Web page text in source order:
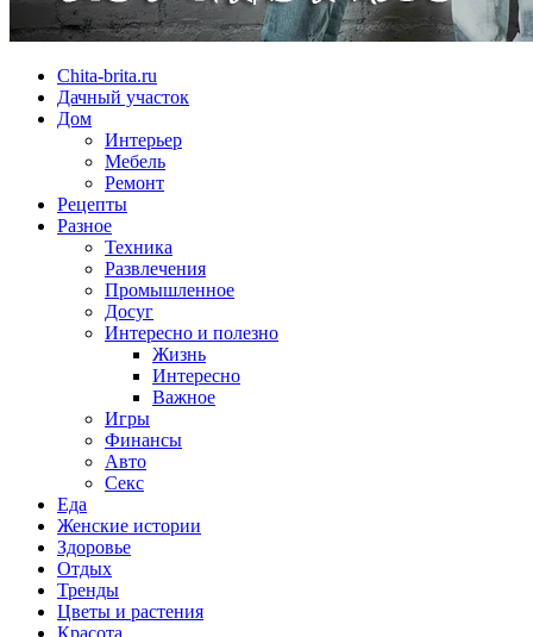
Chita-brita.ru
Дачный участок
Дом
Интерьер
Мебель
Ремонт
Рецепты
Разное
Техника
Развлечения
Промышленное
Досуг
Интересно и полезно
Жизнь
Интересно
Важное
Игры
Финансы
Авто
Секс
Еда
Женские истории
Здоровье
Отдых
Тренды
Цветы и растения
Красота